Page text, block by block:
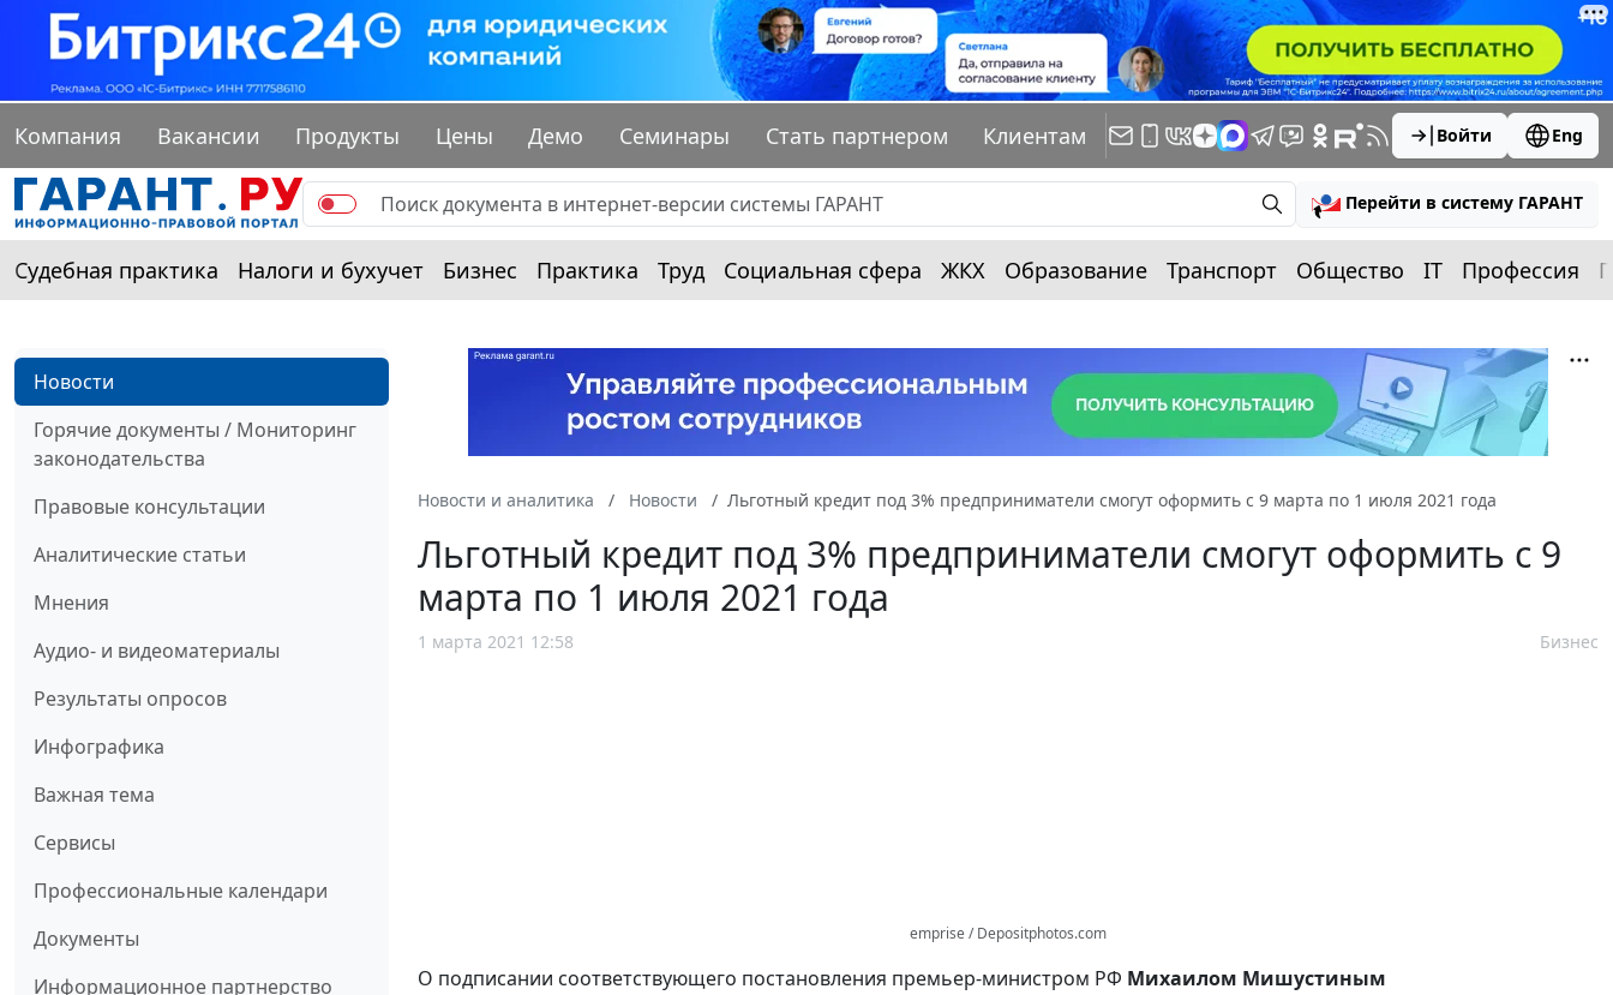
Компания Вакансии Продукты Цены Демо Семинары Стать партнером Клиентам Войти Eng
Перейти в систему ГАРАНТ
Судебная практика Налоги и бухучет Бизнес Практика Труд Социальная сфера ЖКХ Образование Транспорт Общество IT Профессия
Новости
Горячие документы / Мониторинг
законодательства
Правовые консультации
Аналитические статьи
Мнения
Аудио- и видеоматериалы
Результаты опросов
Инфографика
Важная тема
Сервисы
Профессиональные календари
Документы
Информационное партнерство
Новости и аналитика Новости Льготный кредит под 3% предприниматели смогут оформить с 9 марта по 1 июля 2021 года
Льготный кредит под 3% предприниматели смогут оформить с 9
марта по 1 июля 2021 года
1 марта 2021 12:58 Бизнес
emprise / Depositphotos.com
О подписании соответствующего постановления премьер-министром РФ Михаилом Мишустиным